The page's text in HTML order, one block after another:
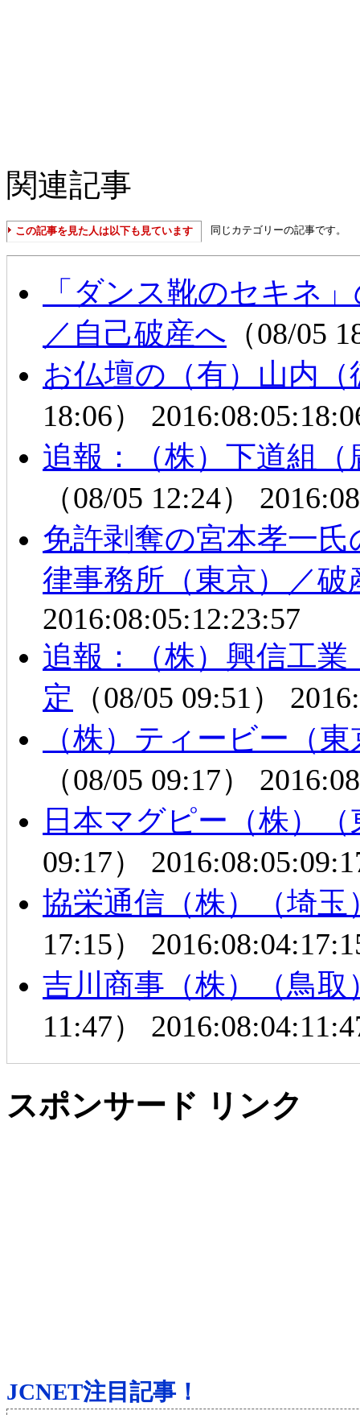
関連記事
この記事を見た人は以下も見ています 同じカテゴリーの記事です。
「ダンス靴のセキネ
／自己破産へ （08/05
お仏壇の（有）山内
18:06）
追報：（株）下道組
（08/05 12:24）
免許剥奪の宮本孝一
律事務所（東京）／破
2016:08:05:12:23:57
追報：（株）興信工
定 （08/05 09:51）
（株）ティービー（
（08/05 09:17）
日本マグピー（株）
09:17）
協栄通信（株）（埼玉
17:15）
吉川商事（株）（鳥
11:47）
スポンサード リンク
JCNET注目記事！